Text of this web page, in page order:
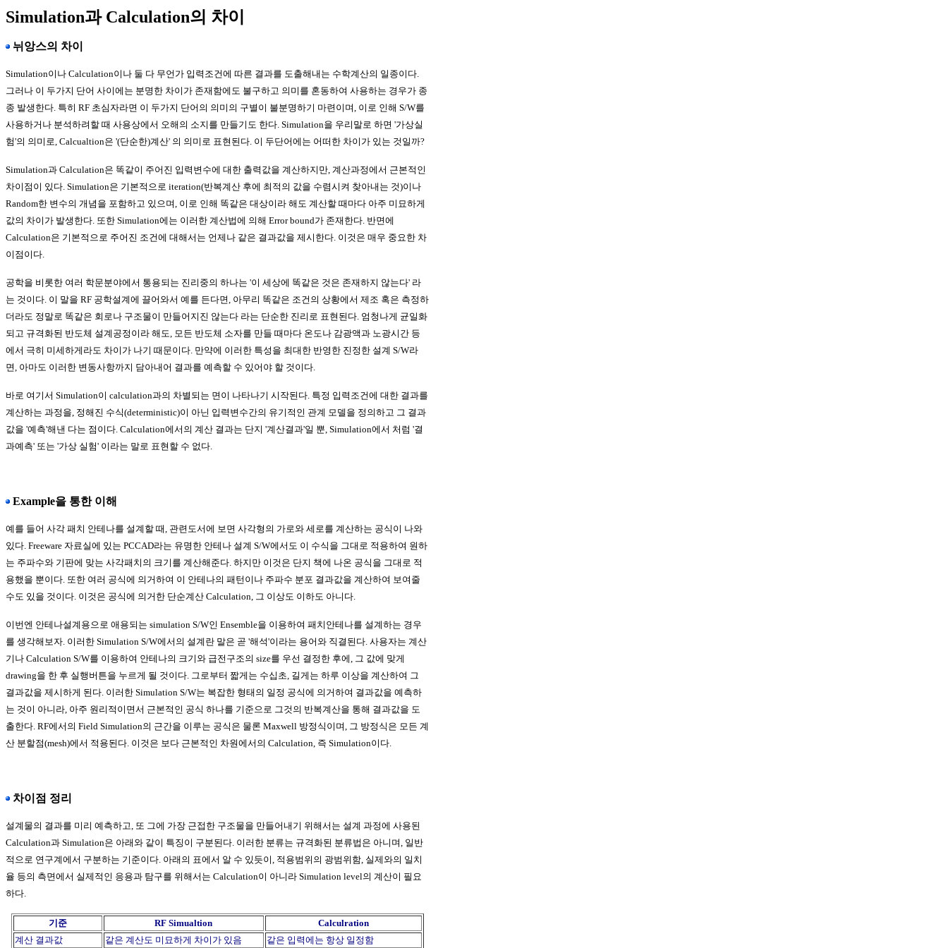
Simulation과 Calculation의 차이
뉘앙스의 차이
Simulation이나 Calculation이나 둘 다 무언가 입력조건에 따른 결과를 도출해내는 수학계산의 일종이다.
그러나 이 두가지 단어 사이에는 분명한 차이가 존재함에도 불구하고 의미를 혼동하여 사용하는 경우가 종
종 발생한다. 특히 RF 초심자라면 이 두가지 단어의 의미의 구별이 불분명하기 마련이며, 이로 인해 S/W를
사용하거나 분석하려할 때 사용상에서 오해의 소지를 만들기도 한다. Simulation을 우리말로 하면 '가상실
험'의 의미로, Calcualtion은 '(단순한)계산' 의 의미로 표현된다. 이 두단어에는 어떠한 차이가 있는 것일까?
Simulation과 Calculation은 똑같이 주어진 입력변수에 대한 출력값을 계산하지만, 계산과정에서 근본적인
차이점이 있다. Simulation은 기본적으로 iteration(반복계산 후에 최적의 값을 수렴시켜 찾아내는 것)이나
Random한 변수의 개념을 포함하고 있으며, 이로 인해 똑같은 대상이라 해도 계산할 때마다 아주 미묘하게
값의 차이가 발생한다. 또한 Simulation에는 이러한 계산법에 의해 Error bound가 존재한다. 반면에
Calculation은 기본적으로 주어진 조건에 대해서는 언제나 같은 결과값을 제시한다. 이것은 매우 중요한 차
이점이다.
공학을 비롯한 여러 학문분야에서 통용되는 진리중의 하나는 '이 세상에 똑같은 것은 존재하지 않는다' 라
는 것이다. 이 말을 RF 공학설계에 끌어와서 예를 든다면, 아무리 똑같은 조건의 상황에서 제조 혹은 측정하
더라도 정말로 똑같은 회로나 구조물이 만들어지진 않는다 라는 단순한 진리로 표현된다. 엄청나게 균일화
되고 규격화된 반도체 설계공정이라 해도, 모든 반도체 소자를 만들 때마다 온도나 감광액과 노광시간 등
에서 극히 미세하게라도 차이가 나기 때문이다. 만약에 이러한 특성을 최대한 반영한 진정한 설계 S/W라
면, 아마도 이러한 변동사항까지 담아내어 결과를 예측할 수 있어야 할 것이다.
바로 여기서 Simulation이 calculation과의 차별되는 면이 나타나기 시작된다. 특정 입력조건에 대한 결과를
계산하는 과정을, 정해진 수식(deterministic)이 아닌 입력변수간의 유기적인 관계 모델을 정의하고 그 결과
값을 '예측'해낸 다는 점이다. Calculation에서의 계산 결과는 단지 '계산결과'일 뿐, Simulation에서 처럼 '결
과예측' 또는 '가상 실험' 이라는 말로 표현할 수 없다.
Example을 통한 이해
예를 들어 사각 패치 안테나를 설계할 때, 관련도서에 보면 사각형의 가로와 세로를 계산하는 공식이 나와
있다. Freeware 자료실에 있는 PCCAD라는 유명한 안테나 설계 S/W에서도 이 수식을 그대로 적용하여 원하
는 주파수와 기판에 맞는 사각패치의 크기를 계산해준다. 하지만 이것은 단지 책에 나온 공식을 그대로 적
용했을 뿐이다. 또한 여러 공식에 의거하여 이 안테나의 패턴이나 주파수 분포 결과값을 계산하여 보여줄
수도 있을 것이다. 이것은 공식에 의거한 단순계산 Calculation, 그 이상도 이하도 아니다.
이번엔 안테나설계용으로 애용되는 simulation S/W인 Ensemble을 이용하여 패치안테나를 설계하는 경우
를 생각해보자. 이러한 Simulation S/W에서의 설계란 말은 곧 '해석'이라는 용어와 직결된다. 사용자는 계산
기나 Calculation S/W를 이용하여 안테나의 크기와 급전구조의 size를 우선 결정한 후에, 그 값에 맞게
drawing을 한 후 실행버튼을 누르게 될 것이다. 그로부터 짧게는 수십초, 길게는 하루 이상을 계산하여 그
결과값을 제시하게 된다. 이러한 Simulation S/W는 복잡한 형태의 일정 공식에 의거하여 결과값을 예측하
는 것이 아니라, 아주 원리적이면서 근본적인 공식 하나를 기준으로 그것의 반복계산을 통해 결과값을 도
출한다. RF에서의 Field Simulation의 근간을 이루는 공식은 물론 Maxwell 방정식이며, 그 방정식은 모든 계
산 분할점(mesh)에서 적용된다. 이것은 보다 근본적인 차원에서의 Calculation, 즉 Simulation이다.
차이점 정리
설계물의 결과를 미리 예측하고, 또 그에 가장 근접한 구조물을 만들어내기 위해서는 설계 과정에 사용된
Calculation과 Simulation은 아래와 같이 특징이 구분된다. 이러한 분류는 규격화된 분류법은 아니며, 일반
적으로 연구계에서 구분하는 기준이다. 아래의 표에서 알 수 있듯이, 적용범위의 광범위함, 실제와의 일치
율 등의 측면에서 실제적인 응용과 탐구를 위해서는 Calculation이 아니라 Simulation level의 계산이 필요
하다.
기준 RF Simualtion
Calculration
계산 결과값
같은 계산도 미묘하게 차이가 있음 같은 입력에는 항상 일정함